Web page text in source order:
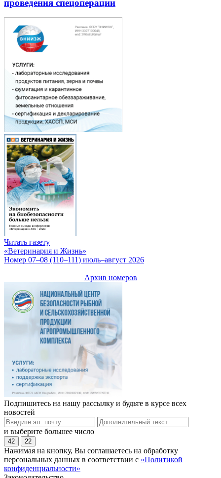
проведения спецоперации
Читать газету
«Ветеринария и Жизнь»
Номер 07–08 (110–111) июль–август 2026
Архив номеров
Подпишитесь на нашу рассылку и будьте в курсе всех
новостей
и выберите большее число
42 22
Нажимая на кнопку, Вы соглашаетесь на обработку
персональных данных в соответствии с «Политикой
конфиденциальности»